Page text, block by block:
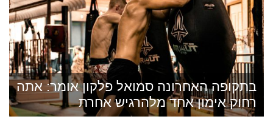
בתקופה האחרונה סמואל פלקון אומר: אתה
רחוק אימון אחד מלהרגיש אחרת